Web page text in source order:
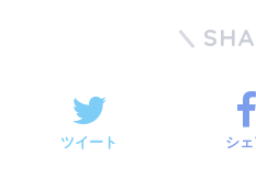
ツイート シ